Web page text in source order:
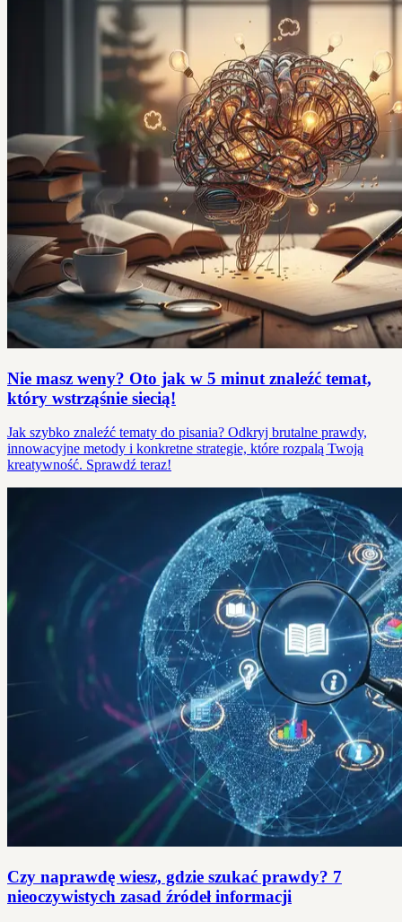
Nie masz weny? Oto jak w 5 minut znaleźć temat,
który wstrząśnie siecią!
Jak szybko znaleźć tematy do pisania? Odkryj brutalne prawdy,
innowacyjne metody i konkretne strategie, które rozpalą Twoją
kreatywność. Sprawdź teraz!
Czy naprawdę wiesz, gdzie szukać prawdy? 7
nieoczywistych zasad źródeł informacji